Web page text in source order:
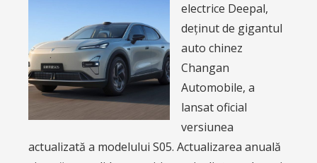
electrice Deepal,
deținut de gigantul
auto chinez
Changan
Automobile, a
lansat oficial
versiunea
actualizată a modelului S05. Actualizarea anuală